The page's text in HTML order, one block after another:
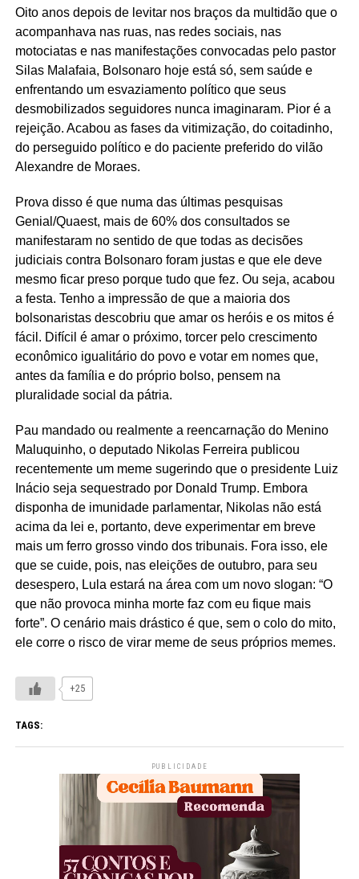
Oito anos depois de levitar nos braços da multidão que o
acompanhava nas ruas, nas redes sociais, nas
motociatas e nas manifestações convocadas pelo pastor
Silas Malafaia, Bolsonaro hoje está só, sem saúde e
enfrentando um esvaziamento político que seus
desmobilizados seguidores nunca imaginaram. Pior é a
rejeição. Acabou as fases da vitimização, do coitadinho,
do perseguido político e do paciente preferido do vilão
Alexandre de Moraes.
Prova disso é que numa das últimas pesquisas
Genial/Quaest, mais de 60% dos consultados se
manifestaram no sentido de que todas as decisões
judiciais contra Bolsonaro foram justas e que ele deve
mesmo ficar preso porque tudo que fez. Ou seja, acabou
a festa. Tenho a impressão de que a maioria dos
bolsonaristas descobriu que amar os heróis e os mitos é
fácil. Difícil é amar o próximo, torcer pelo crescimento
econômico igualitário do povo e votar em nomes que,
antes da família e do próprio bolso, pensem na
pluralidade social da pátria.
Pau mandado ou realmente a reencarnação do Menino
Maluquinho, o deputado Nikolas Ferreira publicou
recentemente um meme sugerindo que o presidente Luiz
Inácio seja sequestrado por Donald Trump. Embora
disponha de imunidade parlamentar, Nikolas não está
acima da lei e, portanto, deve experimentar em breve
mais um ferro grosso vindo dos tribunais. Fora isso, ele
que se cuide, pois, nas eleições de outubro, para seu
desespero, Lula estará na área com um novo slogan: “O
que não provoca minha morte faz com eu fique mais
forte”. O cenário mais drástico é que, sem o colo do mito,
ele corre o risco de virar meme de seus próprios memes.
+25
TAGS:
PUBLICIDADE